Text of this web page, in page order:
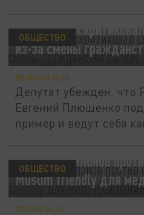
Милонов
из-за смены
ОБЩЕСТВО
08 ИЮНЯ 15:50
Депутат убежден, что
Евгений Плющенко
пример и ведут себя
Депутат Милонов
Muslim friendly для
ОБЩЕСТВО
18 МАЯ 16:24